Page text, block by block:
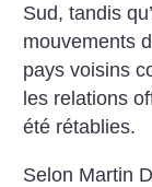
Sud, tandis
mouvements
pays voisins
les relations
été rétablies.
Selon Martin